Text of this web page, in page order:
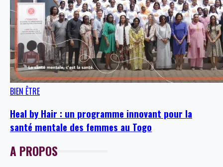
BIEN ÊTRE
Heal by Hair : un programme innovant pour la
santé mentale des femmes au Togo
A PROPOS